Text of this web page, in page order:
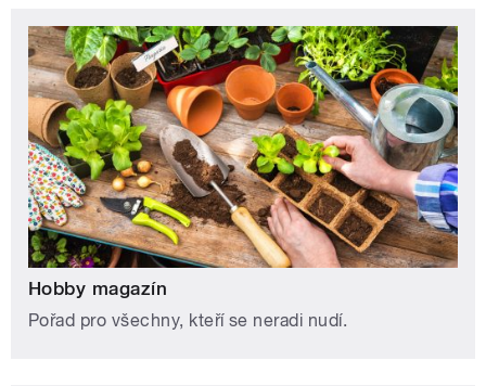
Hobby magazín
Pořad pro všechny, kteří se neradi nudí.